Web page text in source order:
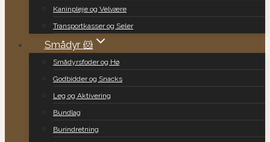
Kaninpleje og Velvære
Transportkasser og Seler
Smådyr 🐹
Smådyrsfoder og Hø
Godbidder og Snacks
Leg og Aktivering
Bundlag
Burindretning